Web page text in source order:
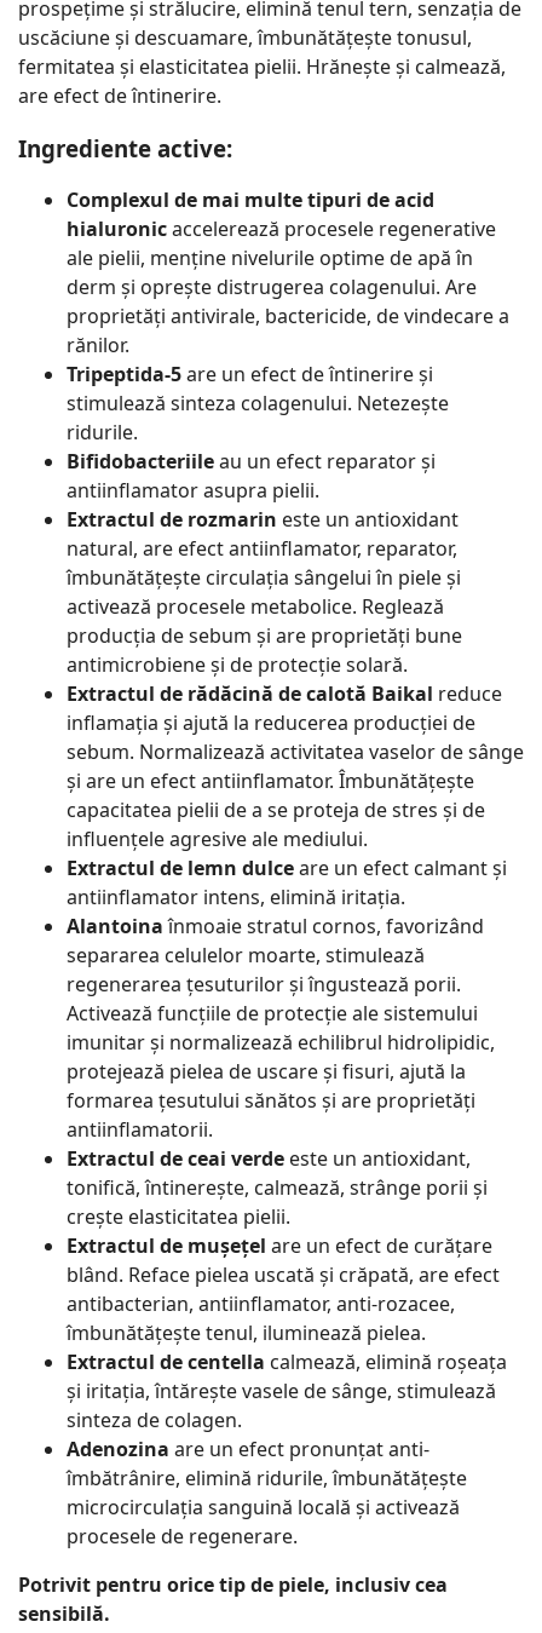
prospețime și strălucire, elimină tenul tern, senzația de
uscăciune și descuamare, îmbunătățește tonusul,
fermitatea și elasticitatea pielii. Hrănește și calmează,
are efect de întinerire.
Ingrediente active:
Complexul de mai multe tipuri de acid
hialuronicaccelerează procesele regenerative
ale pielii, menține nivelurile optime de apă în
derm și oprește distrugerea colagenului. Are
proprietăți antivirale, bactericide, de vindecare a
rănilor.
Tripeptida-5are un efect de întinerire și
stimulează sinteza colagenului. Netezește
ridurile.
Bifidobacteriileau un efect reparator și
antiinflamator asupra pielii.
Extractul de rozmarin este un antioxidant
natural, are efect antiinflamator, reparator,
îmbunătățește circulația sângelui în piele și
activează procesele metabolice. Reglează
producția de sebum și are proprietăți bune
antimicrobiene și de protecție solară.
Extractul de rădăcină de calotă Baikal reduce
inflamația și ajută la reducerea producției de
sebum. Normalizează activitatea vaselor de sânge
și are un efect antiinflamator. Îmbunătățește
capacitatea pielii de a se proteja de stres și de
influențele agresive ale mediului.
Extractul de lemn dulceare un efect calmant și
antiinflamator intens, elimină iritația.
Alantoinaînmoaie stratul cornos, favorizând
separarea celulelor moarte, stimulează
regenerarea țesuturilor și îngustează porii.
Activează funcțiile de protecție ale sistemului
imunitar și normalizează echilibrul hidrolipidic,
protejează pielea de uscare și fisuri, ajută la
formarea țesutului sănătos și are proprietăți
antiinflamatorii.
Extractul de ceai verde este un antioxidant,
tonifică, întinerește, calmează, strânge porii și
crește elasticitatea pielii.
Extractul de mușețel are un efect de curățare
blând. Reface pielea uscată și crăpată, are efect
antibacterian, antiinflamator, anti-rozacee,
îmbunătățește tenul, iluminează pielea.
Extractul de centella calmează, elimină roșeața
și iritația, întărește vasele de sânge, stimulează
sinteza de colagen.
Adenozina are un efect pronunțat anti-
îmbătrânire, elimină ridurile, îmbunătățește
microcirculația sanguină locală și activează
procesele de regenerare.
Potrivit pentru orice tip de piele, inclusiv cea
sensibilă.